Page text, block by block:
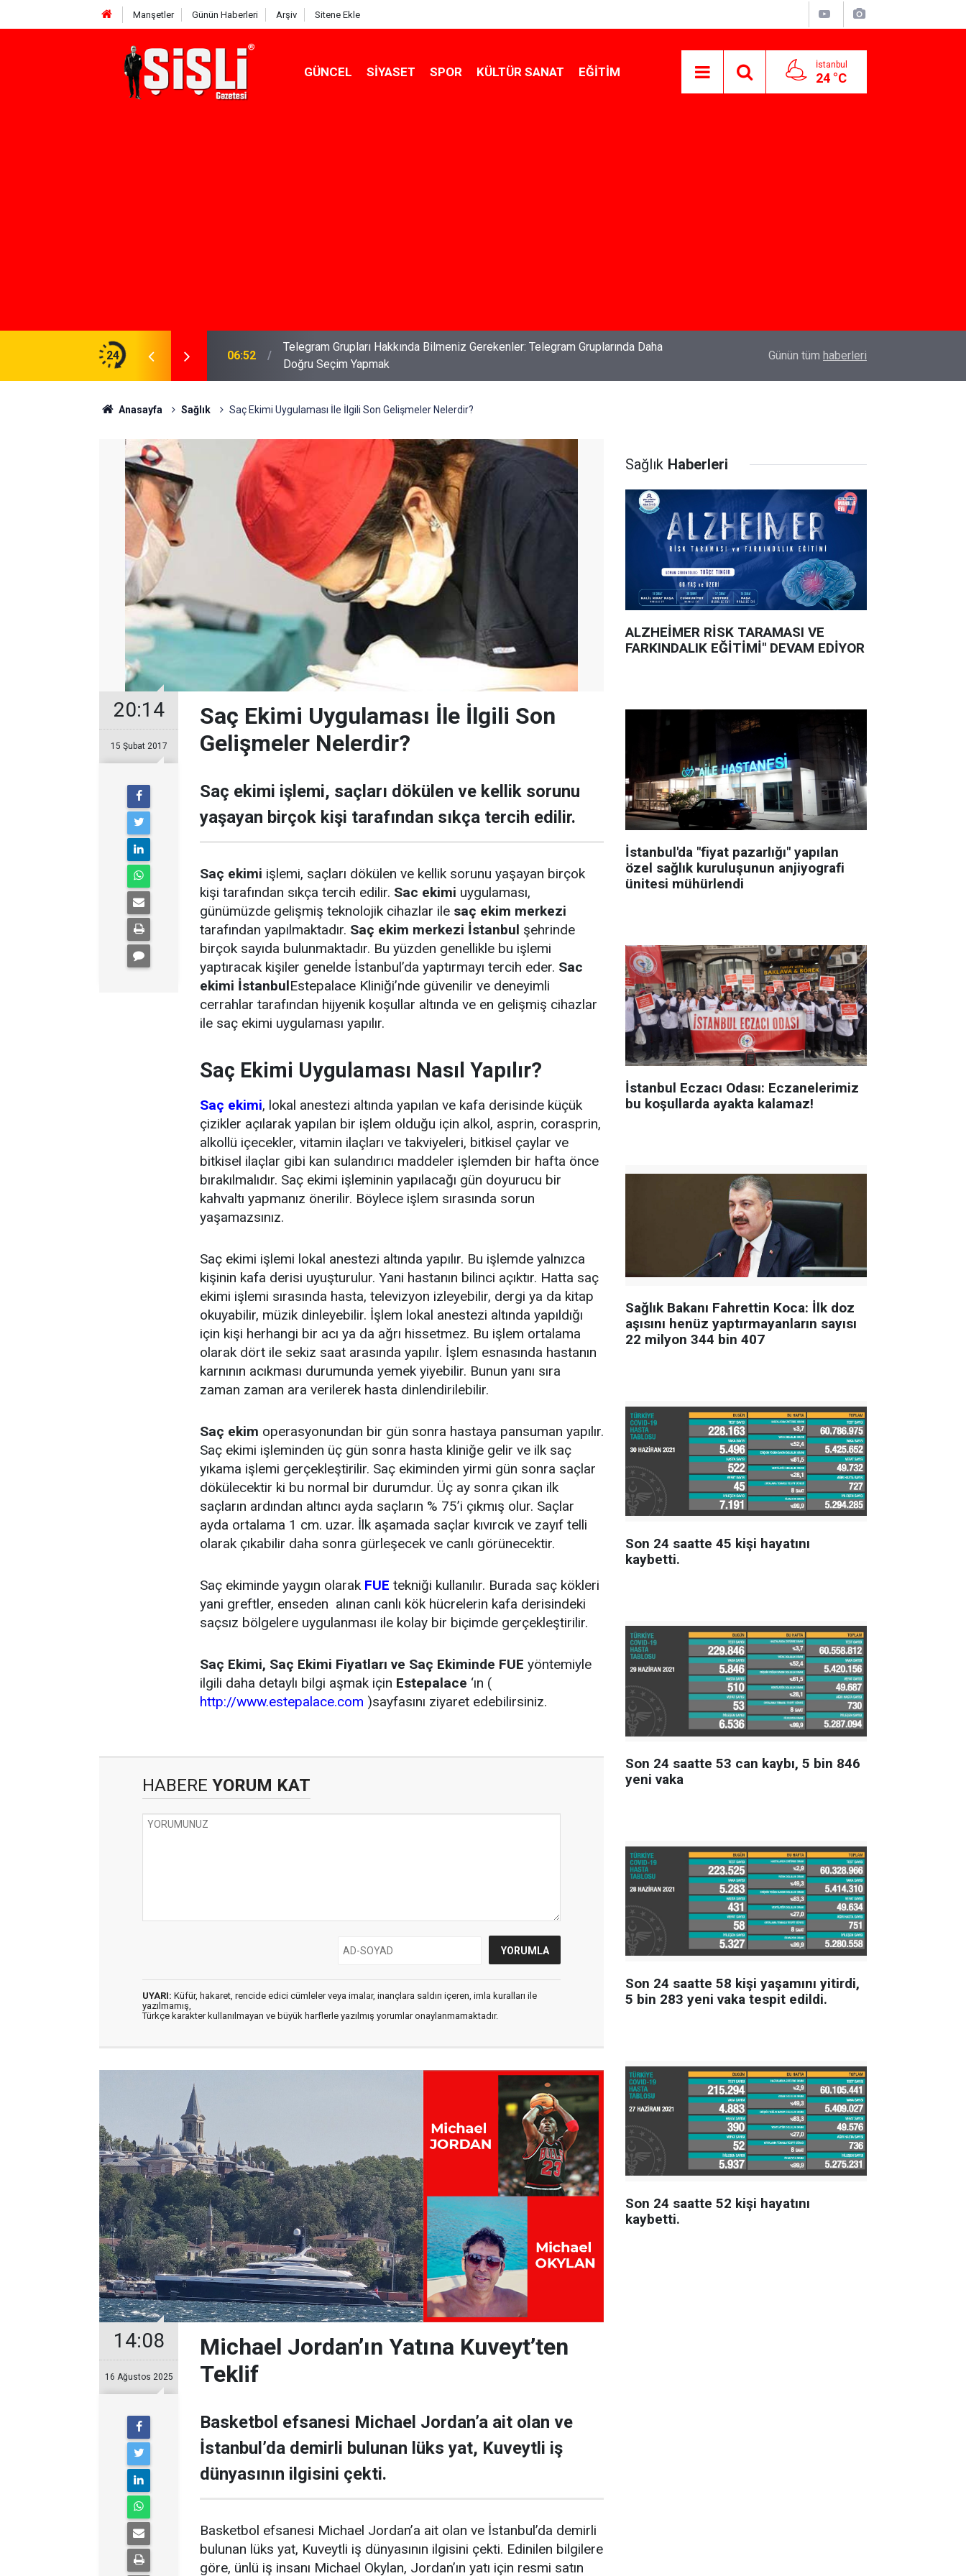
Manşetler Günün Haberleri Arşiv Sitene Ekle
GÜNCEL SIYASET SPOR KÜLTÜR SANAT EĞITIM İstanbul
24 °C
24
Gerekenler: Telegram Gruplarında Daha
04:43 İş Davaları: Haklarınızı Bilmek ve Koruma Altına Almak Özlem Drahyalı Kimdir, Nereli ve Kaç
Günün tüm haberleri
Anasayfa Sağlık Saç Ekimi Uygulaması İle İlgili Son Gelişmeler Nelerdir?
20:14
15 Şubat 2017
Saç Ekimi Uygulaması İle İlgili Son
Gelişmeler Nelerdir?
Saç ekimi işlemi, saçları dökülen ve kellik sorunu
yaşayan birçok kişi tarafından sıkça tercih edilir.
Saç ekimi işlemi, saçları dökülen ve kellik sorunu yaşayan birçok
kişi tarafından sıkça tercih edilir. Sac ekimi uygulaması,
günümüzde gelişmiş teknolojik cihazlar ile saç ekim merkezi
tarafından yapılmaktadır. Saç ekim merkezi İstanbul şehrinde
birçok sayıda bulunmaktadır. Bu yüzden genellikle bu işlemi
yaptıracak kişiler genelde İstanbul’da yaptırmayı tercih eder. Sac
ekimi İstanbulEstepalace Kliniği’nde güvenilir ve deneyimli
cerrahlar tarafından hijyenik koşullar altında ve en gelişmiş cihazlar
ile saç ekimi uygulaması yapılır.
Saç Ekimi Uygulaması Nasıl Yapılır?
Saç ekimi, lokal anestezi altında yapılan ve kafa derisinde küçük
çizikler açılarak yapılan bir işlem olduğu için alkol, asprin, corasprin,
alkollü içecekler, vitamin ilaçları ve takviyeleri, bitkisel çaylar ve
bitkisel ilaçlar gibi kan sulandırıcı maddeler işlemden bir hafta önce
bırakılmalıdır. Saç ekimi işleminin yapılacağı gün doyurucu bir
kahvaltı yapmanız önerilir. Böylece işlem sırasında sorun
yaşamazsınız.
Saç ekimi işlemi lokal anestezi altında yapılır. Bu işlemde yalnızca
kişinin kafa derisi uyuşturulur. Yani hastanın bilinci açıktır. Hatta saç
ekimi işlemi sırasında hasta, televizyon izleyebilir, dergi ya da kitap
okuyabilir, müzik dinleyebilir. İşlem lokal anestezi altında yapıldığı
için kişi herhangi bir acı ya da ağrı hissetmez. Bu işlem ortalama
olarak dört ile sekiz saat arasında yapılır. İşlem esnasında hastanın
karnının acıkması durumunda yemek yiyebilir. Bunun yanı sıra
zaman zaman ara verilerek hasta dinlendirilebilir.
Saç ekim operasyonundan bir gün sonra hastaya pansuman yapılır.
Saç ekimi işleminden üç gün sonra hasta kliniğe gelir ve ilk saç
yıkama işlemi gerçekleştirilir. Saç ekiminden yirmi gün sonra saçlar
dökülecektir ki bu normal bir durumdur. Üç ay sonra çıkan ilk
saçların ardından altıncı ayda saçların % 75’i çıkmış olur. Saçlar
ayda ortalama 1 cm. uzar. İlk aşamada saçlar kıvırcık ve zayıf telli
olarak çıkabilir daha sonra gürleşecek ve canlı görünecektir.
Saç ekiminde yaygın olarak FUE tekniği kullanılır. Burada saç kökleri
yani greftler, enseden alınan canlı kök hücrelerin kafa derisindeki
saçsız bölgelere uygulanması ile kolay bir biçimde gerçekleştirilir.
Saç Ekimi, Saç Ekimi Fiyatları ve Saç Ekiminde FUE yöntemiyle
ilgili daha detaylı bilgi aşmak için Estepalace ‘ın (
http://www.estepalace.com )sayfasını ziyaret edebilirsiniz.
HABERE YORUM KAT
UYARI: Küfür, hakaret, rencide edici cümleler veya imalar, inançlara saldırı içeren, imla kuralları ile
yazılmamış,
Türkçe karakter kullanılmayan ve büyük harflerle yazılmış yorumlar onaylanmamaktadır.
14:08
16 Ağustos 2025
Michael Jordan’ın Yatına Kuveyt’ten
Teklif
Basketbol efsanesi Michael Jordan’a ait olan ve
İstanbul’da demirli bulunan lüks yat, Kuveytli iş
dünyasının ilgisini çekti.
Basketbol efsanesi Michael Jordan’a ait olan ve İstanbul’da demirli
bulunan lüks yat, Kuveytli iş dünyasının ilgisini çekti. Edinilen bilgilere
göre, ünlü iş insanı Michael Okylan, Jordan’ın yatı için resmi satın
Sağlık Haberleri
ALZHEİMER RİSK TARAMASI VE
FARKINDALIK EĞİTİMİ" DEVAM EDİYOR
İstanbul'da "fiyat pazarlığı" yapılan
özel sağlık kuruluşunun anjiyografi
ünitesi mühürlendi
İstanbul Eczacı Odası: Eczanelerimiz
bu koşullarda ayakta kalamaz!
Sağlık Bakanı Fahrettin Koca: İlk doz
aşısını henüz yaptırmayanların sayısı
22 milyon 344 bin 407
Son 24 saatte 45 kişi hayatını
kaybetti.
Son 24 saatte 53 can kaybı, 5 bin 846
yeni vaka
Son 24 saatte 58 kişi yaşamını yitirdi,
5 bin 283 yeni vaka tespit edildi.
Son 24 saatte 52 kişi hayatını
kaybetti.